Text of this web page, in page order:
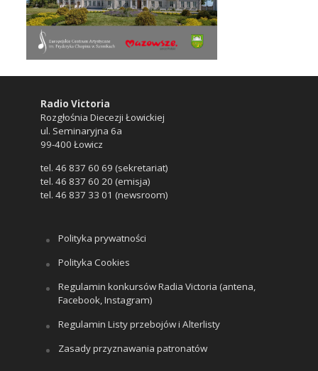
Radio Victoria
Rozgłośnia Diecezji Łowickiej
ul. Seminaryjna 6a
99-400 Łowicz
tel. 46 837 60 69 (sekretariat)
tel. 46 837 60 20 (emisja)
tel. 46 837 33 01 (newsroom)
Polityka prywatności
Polityka Cookies
Regulamin konkursów Radia Victoria (antena,
Facebook, Instagram)
Regulamin Listy przebojów i Alterlisty
Zasady przyznawania patronatów